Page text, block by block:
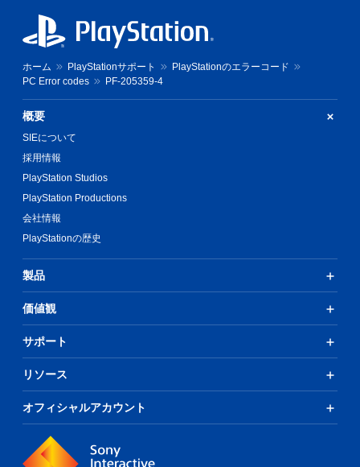
ホーム PlayStationサポート
PlayStationのエラーコード
PC Error codes
PF-205359-4
概要
SIEについて
採用情報
PlayStation Studios
PlayStation Productions
会社情報
PlayStationの歴史
製品
価値観
サポート
リソース
オフィシャルアカウント